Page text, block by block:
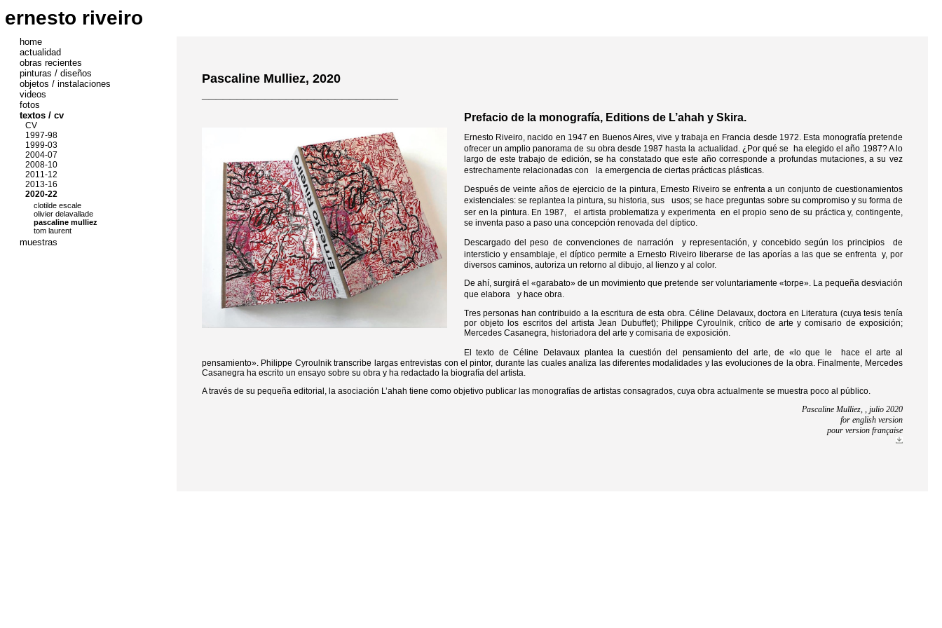
ernesto riveiro
home
actualidad
obras recientes
pinturas / diseños
objetos / instalaciones
videos
fotos
textos / cv
CV
1997-98
1999-03
2004-07
2008-10
2011-12
2013-16
2020-22
clotilde escale
olivier delavallade
pascaline mulliez
tom laurent
muestras
Pascaline Mulliez, 2020
Prefacio de la monografía, Editions de L’ahah y Skira.
Ernesto Riveiro, nacido en 1947 en Buenos Aires, vive y trabaja en Francia desde 1972. Esta monografía pretende
ofrecer un amplio panorama de su obra desde 1987 hasta la actualidad. ¿Por qué se ha elegido el año 1987? A lo
largo de este trabajo de edición, se ha constatado que este año corresponde a profundas mutaciones, a su vez
estrechamente relacionadas con la emergencia de ciertas prácticas plásticas.
Después de veinte años de ejercicio de la pintura, Ernesto Riveiro se enfrenta a un conjunto de cuestionamientos
existenciales: se replantea la pintura, su historia, sus usos; se hace preguntas sobre su compromiso y su forma de
ser en la pintura. En 1987, el artista problematiza y experimenta en el propio seno de su práctica y, contingente,
se inventa paso a paso una concepción renovada del díptico.
Descargado del peso de convenciones de narración y representación, y concebido según los principios de
intersticio y ensamblaje, el díptico permite a Ernesto Riveiro liberarse de las aporías a las que se enfrenta y, por
diversos caminos, autoriza un retorno al dibujo, al lienzo y al color.
De ahí, surgirá el «garabato» de un movimiento que pretende ser voluntariamente «torpe». La pequeña desviación
que elabora y hace obra.
Tres personas han contribuido a la escritura de esta obra. Céline Delavaux, doctora en Literatura (cuya tesis tenía
por objeto los escritos del artista Jean Dubuffet); Philippe Cyroulnik, crítico de arte y comisario de exposición;
Mercedes Casanegra, historiadora del arte y comisaria de exposición.
El texto de Céline Delavaux plantea la cuestión del pensamiento del arte, de «lo que le hace el arte al
pensamiento». Philippe Cyroulnik transcribe largas entrevistas con el pintor, durante las cuales analiza las diferentes modalidades y las evoluciones de la obra. Finalmente, Mercedes
Casanegra ha escrito un ensayo sobre su obra y ha redactado la biografía del artista.
A través de su pequeña editorial, la asociación L’ahah tiene como objetivo publicar las monografías de artistas consagrados, cuya obra actualmente se muestra poco al público.
Pascaline Mulliez, , julio 2020
for english version
pour version française